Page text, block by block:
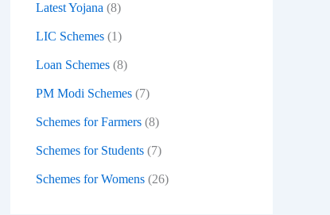
Latest Yojana (8)
LIC Schemes (1)
Loan Schemes (8)
PM Modi Schemes (7)
Schemes for Farmers (8)
Schemes for Students (7)
Schemes for Womens (26)